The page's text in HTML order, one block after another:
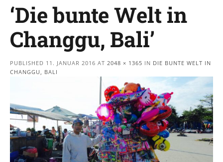
‘Die bunte Welt in
Changgu, Bali’
PUBLISHED 11. JANUAR 2016 AT 2048 × 1365 IN DIE BUNTE WELT IN
CHANGGU, BALI